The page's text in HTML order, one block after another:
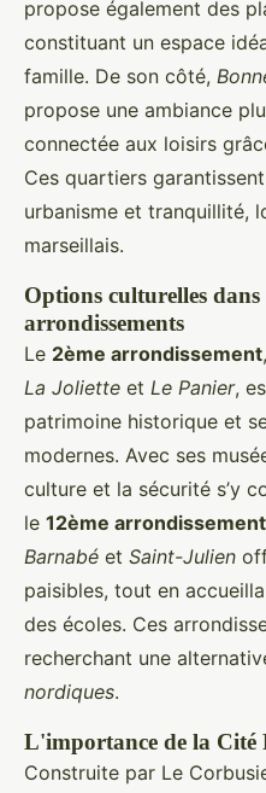
propose également des
constituant un espace
famille. De son côté,
propose une ambiance
connectée aux loisirs
Ces quartiers
urbanisme et tranquillité,
marseillais.
Options culturelles dans
arrondissements
Le 2ème arrondissement
La Joliette et Le Panier,
patrimoine historique et
modernes. Avec ses
culture et la sécurité s’y
le 12ème arrondissement
Barnabé et Saint-Julien
paisibles, tout en
des écoles. Ces
recherchant une
nordiques.
L'importance de la Cité
Construite par Le